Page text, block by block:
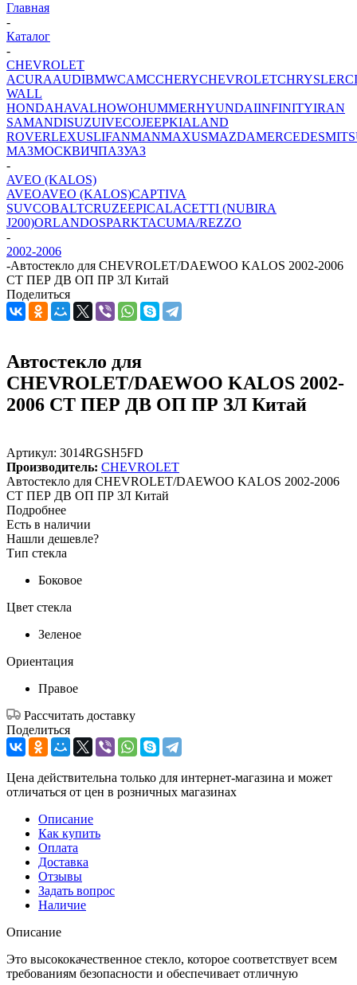
Главная
-
Каталог
-
CHEVROLET
ACURAAUDIBMWCAMCCHERYCHEVROLETCHRYSLER
WALL
HONDAHAVALHOWOHUMMERHYUNDAIINFINITYIRAN
SAMANDISUZUIVECOJEEPKIALAND
ROVERLEXUSLIFANMANMAXUSMAZDAMERCEDES
МАЗМОСКВИЧПАЗУАЗ
-
AVEO (KALOS)
AVEOAVEO (KALOS)CAPTIVA
SUVCOBALTCRUZEEPICALACETTI (NUBIRA
J200)ORLANDOSPARKTACUMA/REZZO
-
2002-2006
-Автостекло для CHEVROLET/DAEWOO KALOS 2002-2006
СТ ПЕР ДВ ОП ПР ЗЛ Китай
Поделиться
Автостекло для
CHEVROLET/DAEWOO KALOS 2002-
2006 СТ ПЕР ДВ ОП ПР ЗЛ Китай
Артикул: 3014RGSH5FD
Производитель: CHEVROLET
Автостекло для CHEVROLET/DAEWOO KALOS 2002-2006
СТ ПЕР ДВ ОП ПР ЗЛ Китай
Подробнее
Есть в наличии
Нашли дешевле?
Тип стекла
Боковое
Цвет стекла
Зеленое
Ориентация
Правое
Рассчитать доставку
Поделиться
Цена действительна только для интернет-магазина и может
отличаться от цен в розничных магазинах
Описание
Как купить
Оплата
Доставка
Отзывы
Задать вопрос
Наличие
Описание
Это высококачественное стекло, которое соответствует всем
требованиям безопасности и обеспечивает отличную